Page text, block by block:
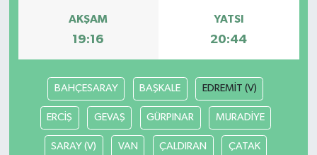
AKŞAM
19:16
YATSI
20:44
BAHÇESARAY BAŞKALE EDREMİT (V)
ERCİŞ GEVAŞ GÜRPINAR MURADİYE
SARAY (V) VAN ÇALDIRAN ÇATAK